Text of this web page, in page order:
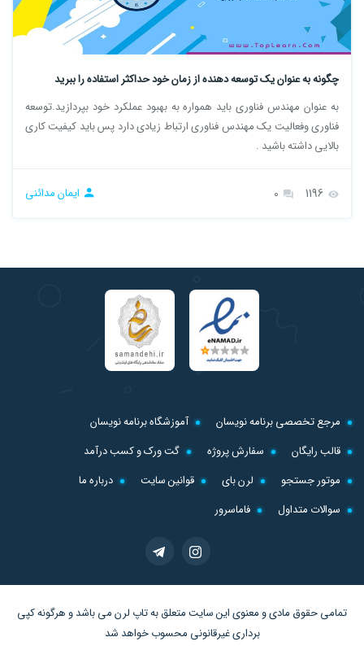
چگونه به عنوان یک توسعه دهنده از زمان خود حداکثر استفاده را ببرید
به عنوان مهندس فناوری باید همواره به بهبود عملکرد خود بپردازید.توسعه
فناوری وفعالیت یک مهندس فناوری ارتباط زیادی دارد پس باید کیفیت کاری
بالایی داشته باشید .
ایمان مدائنی
مرجع تخصصی برنامه نویسان
آموزشگاه برنامه نویسان
قالب رایگان
سفارش پروژه
گت ورک و کسب درآمد
موتور جستجو
لرن بای قوانین سایت
درباره ما
سوالات متداول
فاماسرور
تمامی حقوق مادی و معنوی این سایت متعلق بهتاپ لرنمی باشد و هرگونه کپی
برداری غیرقانونی محسوب خواهد شد